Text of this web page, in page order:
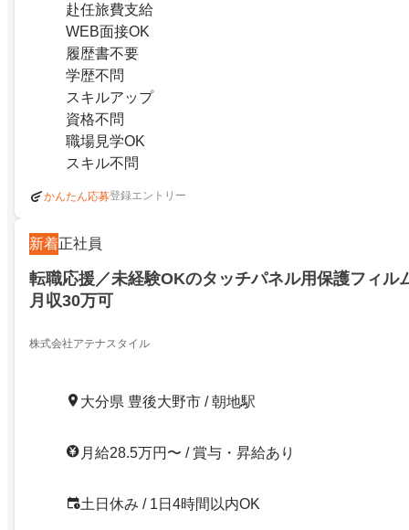
赴任旅費支給
WEB面接OK
履歴書不要
学歴不問
スキルアップ
資格不問
職場見学OK
スキル不問
かんたん応募登録エントリー
新着正社員
転職応援／未経験OKのタッチパネル用保護フィル
月収30万可
株式会社アテナスタイル
大分県 豊後大野市 / 朝地駅
月給28.5万円〜 / 賞与・昇給あり
土日休み / 1日4時間以内OK